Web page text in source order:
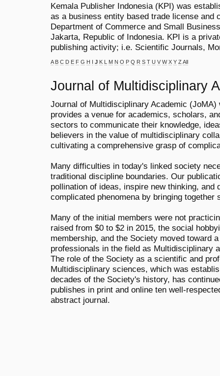
Kemala Publisher Indonesia (KPI) was
as a business entity based trade license and
Department of Commerce and Small
Jakarta, Republic of Indonesia. KPI is a
publishing activity; i.e. Scientific Journals,
A B C D E F G H I J K L M N O P Q R S T U V W X Y Z All
Journal of Multidisciplinary
Journal of Multidisciplinary Academic
provides a venue for academics, scholars,
sectors to communicate their knowledge,
believers in the value of multidisciplinary
cultivating a comprehensive grasp of
Many difficulties in today's linked society
traditional discipline boundaries. Our
pollination of ideas, inspire new thinking, and
complicated phenomena by bringing
Many of the initial members were not
raised from $0 to $2 in 2015, the social
membership, and the Society moved toward
professionals in the field as Multidisciplinary
The role of the Society as a scientific and
Multidisciplinary sciences, which was
decades of the Society's history, has
publishes in print and online ten well-
abstract journal.